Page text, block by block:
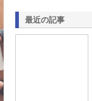
最近の記事